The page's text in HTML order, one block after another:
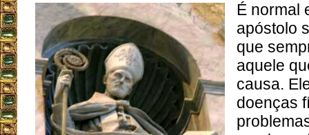
É normal
apóstolo
que
aquele
causa.
doenças